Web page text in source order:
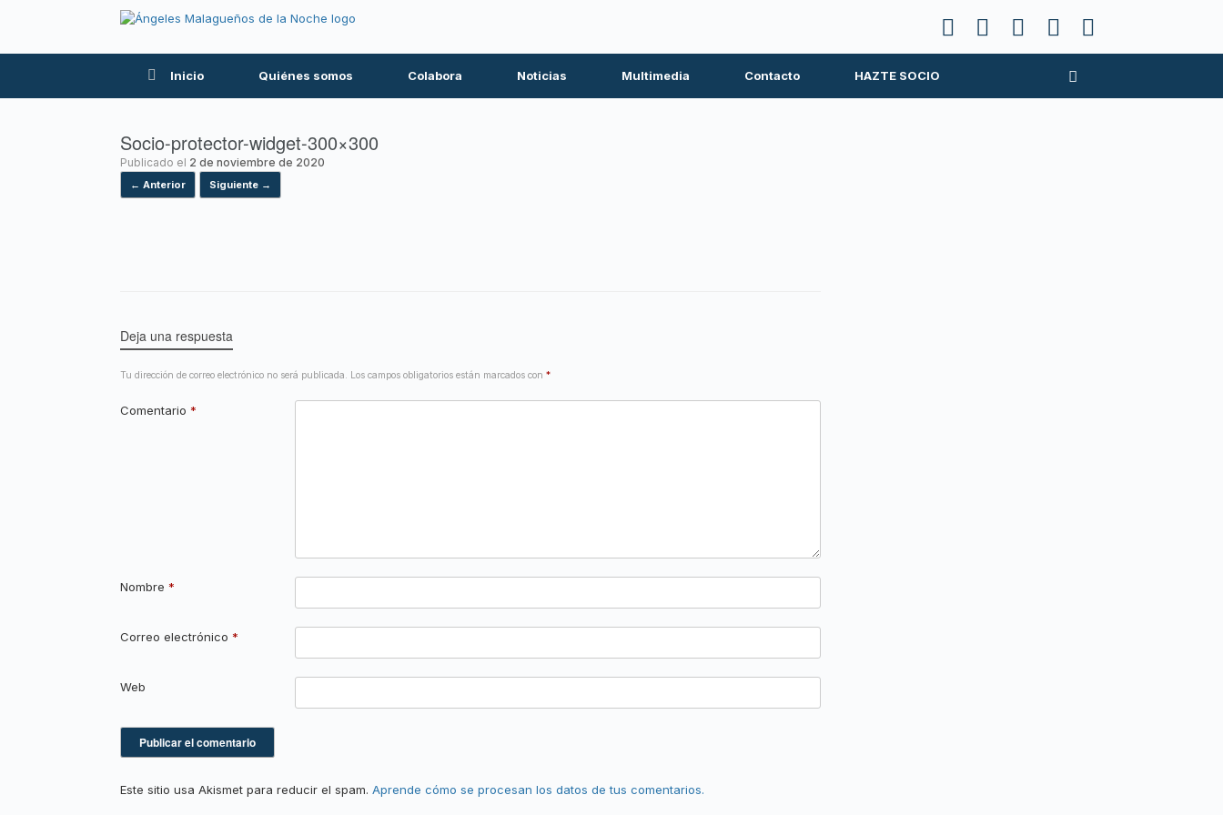
Inicio Quiénes somos Colabora Noticias Multimedia Contacto HAZTE SOCIO
Socio-protector-widget-300×300
Publicado el 2 de noviembre de 2020
← Anterior Siguiente →
Deja una respuesta
Tu dirección de correo electrónico no será publicada. Los campos obligatorios están marcados con *
Comentario *
Nombre *
Correo electrónico *
Web
Este sitio usa Akismet para reducir el spam. Aprende cómo se procesan los datos de tus comentarios.